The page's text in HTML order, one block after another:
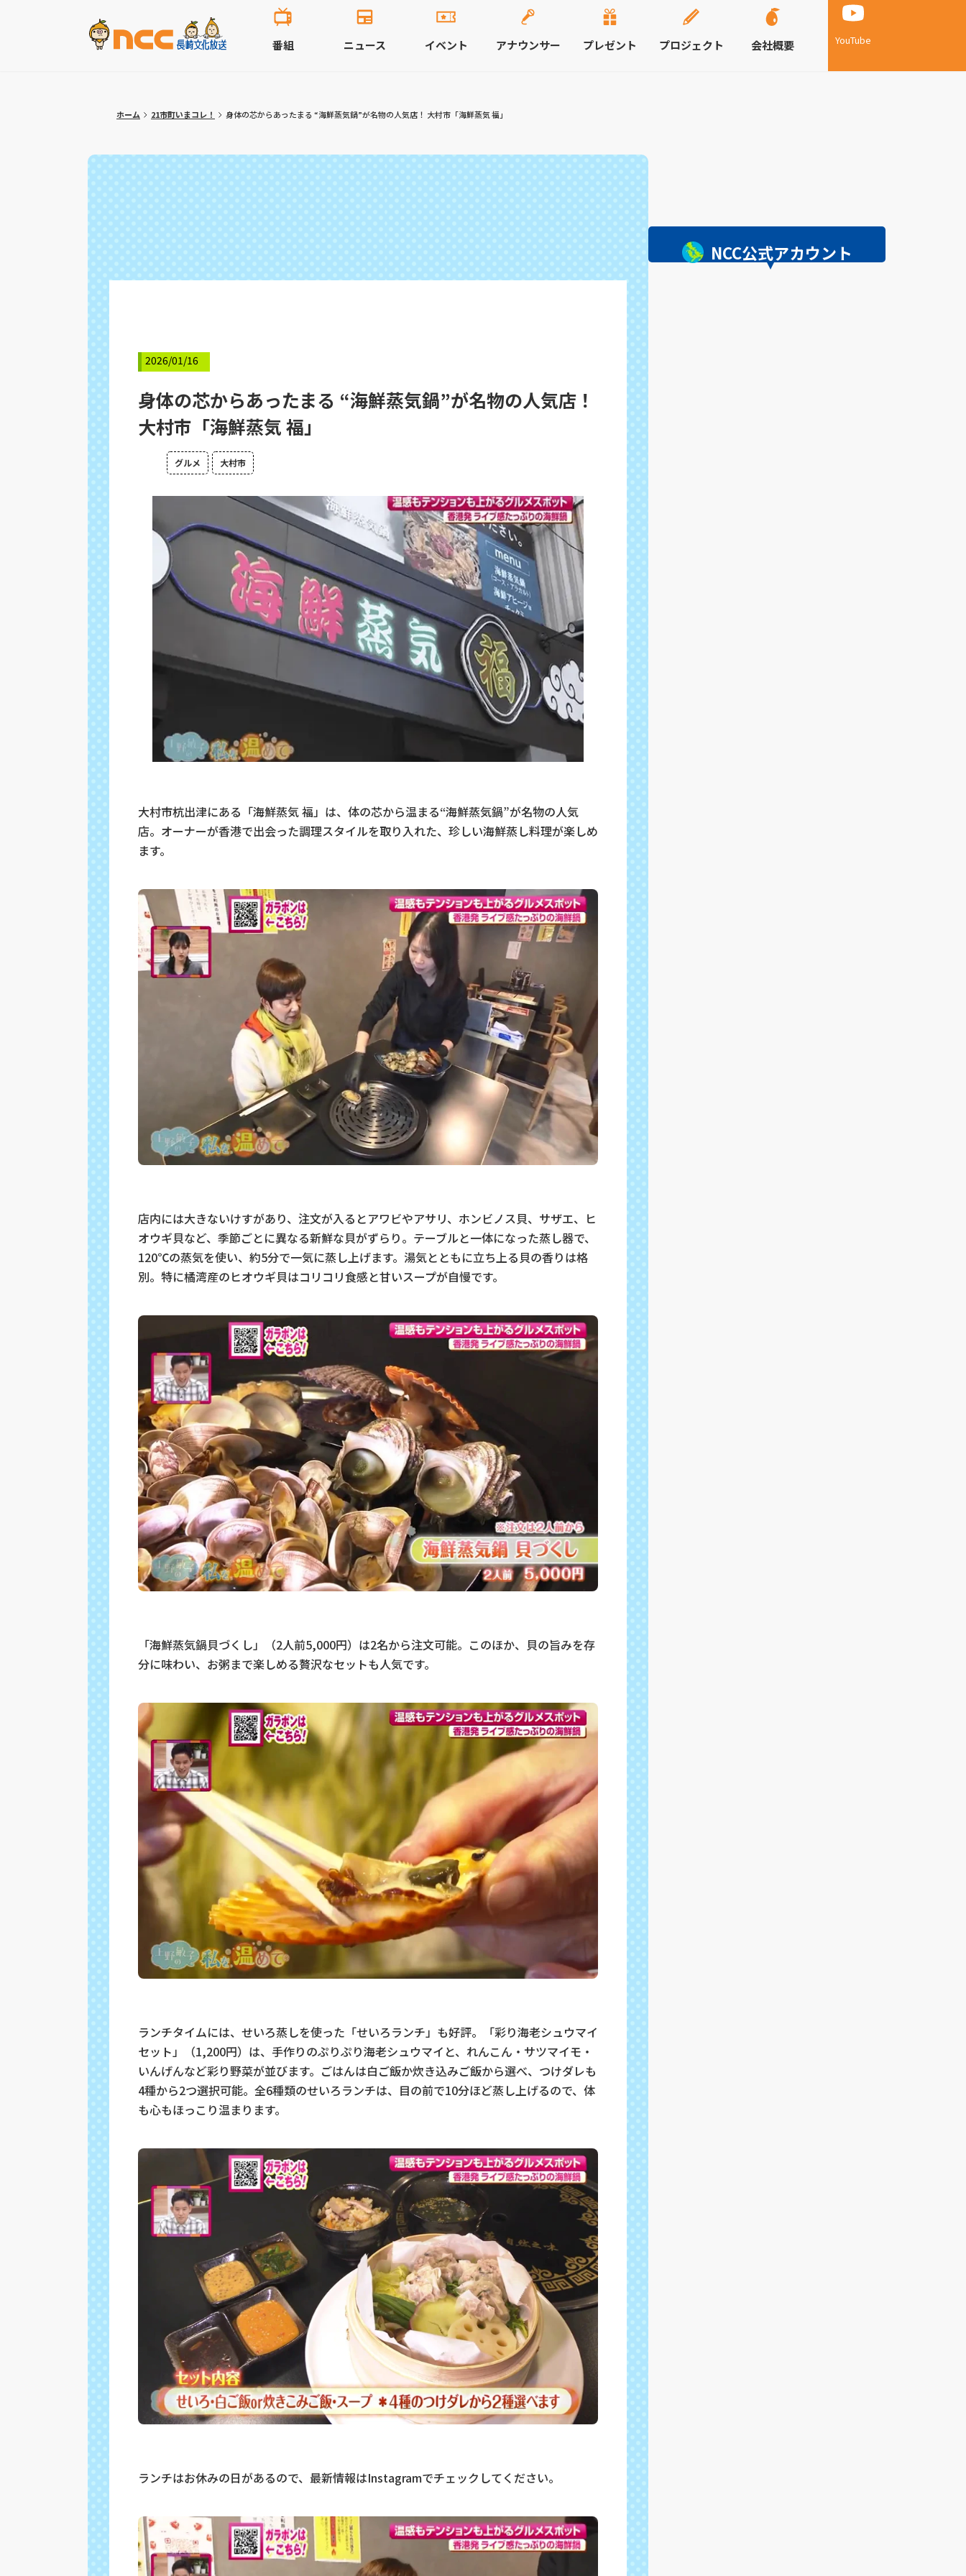
YouTube
番組 ニュース イベント アナウンサー プレゼント プロジェクト 会社概要
ホーム 21市町いまコレ！ 身体の芯からあったまる “海鮮蒸気鍋”が名物の人気店！ 大村市「海鮮蒸気 福」
2026/01/16
身体の芯からあったまる “海鮮蒸気鍋”が名物の人気店！
大村市「海鮮蒸気 福」
グルメ 大村市
大村市杭出津にある「海鮮蒸気 福」は、体の芯から温まる“海鮮蒸気鍋”が名物の人気
店。オーナーが香港で出会った調理スタイルを取り入れた、珍しい海鮮蒸し料理が楽しめ
ます。
店内には大きないけすがあり、注文が入るとアワビやアサリ、ホンビノス貝、サザエ、ヒ
オウギ貝など、季節ごとに異なる新鮮な貝がずらり。テーブルと一体になった蒸し器で、
120℃の蒸気を使い、約5分で一気に蒸し上げます。湯気とともに立ち上る貝の香りは格
別。特に橘湾産のヒオウギ貝はコリコリ食感と甘いスープが自慢です。
「海鮮蒸気鍋貝づくし」（2人前5,000円）は2名から注文可能。このほか、貝の旨みを存
分に味わい、お粥まで楽しめる贅沢なセットも人気です。
ランチタイムには、せいろ蒸しを使った「せいろランチ」も好評。「彩り海老シュウマイ
セット」（1,200円）は、手作りのぷりぷり海老シュウマイと、れんこん・サツマイモ・
いんげんなど彩り野菜が並びます。ごはんは白ご飯か炊き込みご飯から選べ、つけダレも
4種から2つ選択可能。全6種類のせいろランチは、目の前で10分ほど蒸し上げるので、体
も心もほっこり温まります。
ランチはお休みの日があるので、最新情報はInstagramでチェックしてください。
NCC公式アカウント